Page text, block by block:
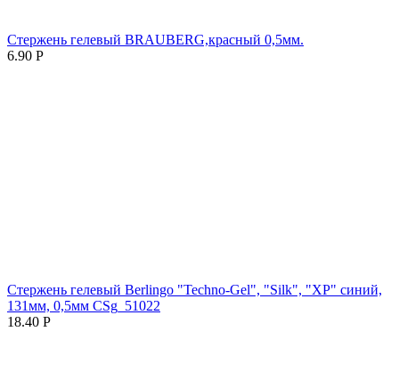
Стержень гелевый BRAUBERG,красный 0,5мм.
6.90 Р
Стержень гелевый Berlingo "Techno-Gel", "Silk", "XP" синий,
131мм, 0,5мм CSg_51022
18.40 Р